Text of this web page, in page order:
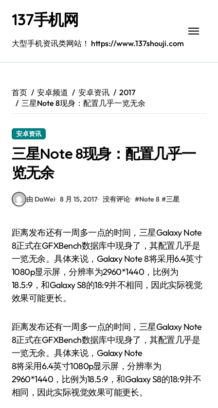
137手机网
大型手机资讯类网站！ https://www.137shouji.com
首页 安卓频道 安卓资讯
2017
三星Note 8现身：配置几乎一览无余
安卓资讯
三星Note 8现身：配置几乎一
览无余
由 DaWei 8 月 15, 2017 没有评论 #Note 8 #三星
距离发布还有一周多一点的时间，三星Galaxy Note
8正式在GFXBench数据库中现身了，其配置几乎是
一览无余。具体来说，Galaxy Note 8将采用6.4英寸
1080p显示屏，分辨率为2960*1440，比例为
18.5:9，和Galaxy S8的18:9并不相同，因此实际视觉
效果可能更长。
距离发布还有一周多一点的时间，三星Galaxy Note
8正式在GFXBench数据库中现身了，其配置几乎是
一览无余。具体来说，Galaxy Note
8将采用6.4英寸1080p显示屏，分辨率为
2960*1440，比例为18.5:9，和Galaxy S8的18:9并不
相同，因此实际视觉效果可能更长。